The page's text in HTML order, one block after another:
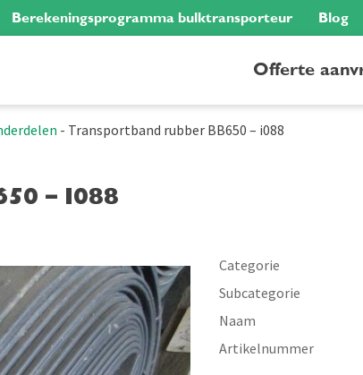
Berekeningsprogramma bulktransporteur Blog
Offerte
- Transportband rubber BB650 – i088
– I088
Categorie
Subcategorie
Naam
Artikelnummer